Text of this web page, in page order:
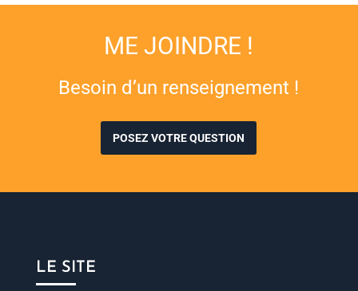
ME JOINDRE !
Besoin d’un renseignement !
POSEZ VOTRE QUESTION
LE SITE